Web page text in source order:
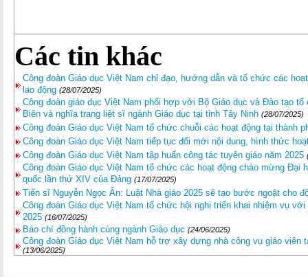
Các tin khác
Công đoàn Giáo dục Việt Nam chỉ đạo, hướng dẫn và tổ chức các
lao động (28/07/2025)
Công đoàn giáo dục Việt Nam phối hợp với Bộ Giáo dục và Đào tạo
Biên và nghĩa trang liệt sĩ ngành Giáo dục tại tỉnh Tây Ninh (28/07/2025)
Công đoàn Giáo dục Việt Nam tổ chức chuỗi các hoạt động tại thành
Công đoàn Giáo dục Việt Nam tiếp tục đổi mới nội dung, hình thức
Công đoàn Giáo dục Việt Nam tập huấn công tác tuyên giáo năm 2025
Công đoàn Giáo dục Việt Nam tổ chức các hoạt động chào mừng Đại
quốc lần thứ XIV của Đảng (17/07/2025)
Tiến sĩ Nguyễn Ngọc Ân: Luật Nhà giáo 2025 sẽ tạo bước ngoặt cho
Công đoàn Giáo dục Việt Nam tổ chức hội nghị triển khai nhiệm vụ
2025 (16/07/2025)
Báo chí đồng hành cùng ngành Giáo dục (24/06/2025)
Công đoàn Giáo dục Việt Nam hỗ trợ xây dựng nhà công vụ giáo
(13/06/2025)